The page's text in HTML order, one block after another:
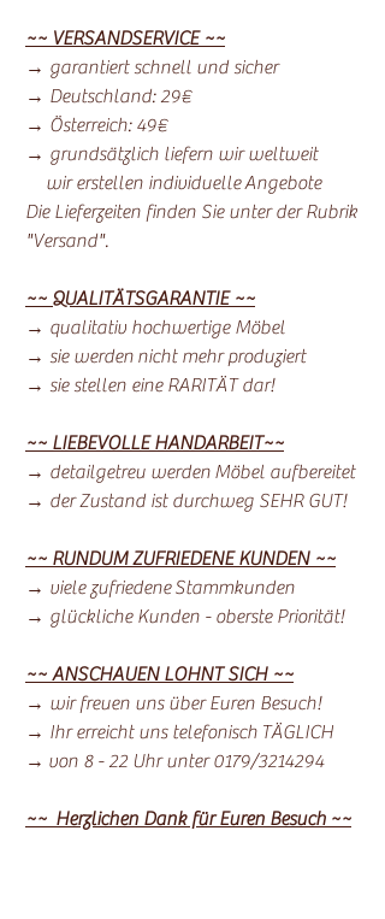
~~ VERSANDSERVICE ~~
→ garantiert schnell und sicher
→ Deutschland: 29€
→ Österreich: 49€
→ grundsätzlich liefern wir weltweit
wir erstellen individuelle Angebote
Die Lieferzeiten finden Sie unter der Rubrik
"Versand".
~~ QUALITÄTSGARANTIE ~~
→ qualitativ hochwertige Möbel
→ sie werden nicht mehr produziert
→ sie stellen eine RARITÄT dar!
~~ LIEBEVOLLE HANDARBEIT~~
→ detailgetreu werden Möbel aufbereitet
→ der Zustand ist durchweg SEHR GUT!
~~ RUNDUM ZUFRIEDENE KUNDEN ~~
→ viele zufriedene Stammkunden
→ glückliche Kunden - oberste Priorität!
~~ ANSCHAUEN LOHNT SICH ~~
→ wir freuen uns über Euren Besuch!
→ Ihr erreicht uns telefonisch TÄGLICH
→ von 8 - 22 Uhr unter 0179/3214294
~~ Herzlichen Dank für Euren Besuch ~~